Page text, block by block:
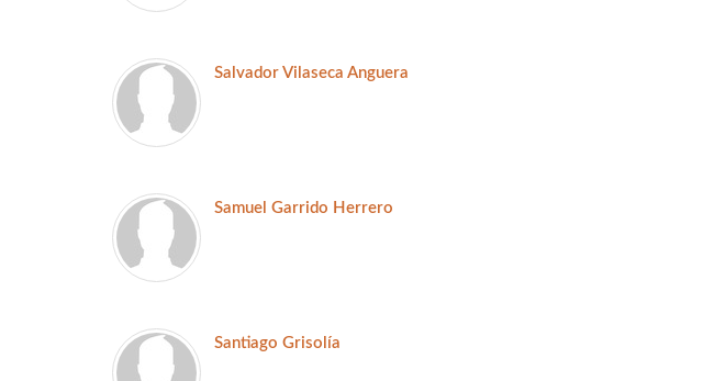
Salvador Vilaseca Anguera
Samuel Garrido Herrero
Santiago Grisolía